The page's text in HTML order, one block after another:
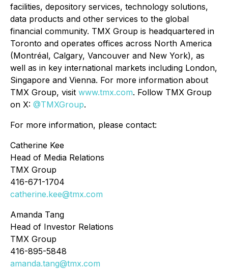
facilities, depository services, technology solutions,
data products and other services to the global
financial community. TMX Group is headquartered in
Toronto and operates offices across North America
(Montréal, Calgary, Vancouver and New York), as
well as in key international markets including London,
Singapore and Vienna. For more information about
TMX Group, visit www.tmx.com. Follow TMX Group
on X: @TMXGroup.
For more information, please contact:
Catherine Kee
Head of Media Relations
TMX Group
416-671-1704
catherine.kee@tmx.com
Amanda Tang
Head of Investor Relations
TMX Group
416-895-5848
amanda.tang@tmx.com